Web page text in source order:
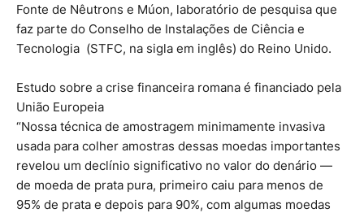
Fonte de Nêutrons e Múon, laboratório de pesquisa que
faz parte do Conselho de Instalações de Ciência e
Tecnologia (STFC, na sigla em inglês) do Reino Unido.
Estudo sobre a crise financeira romana é financiado pela
União Europeia
“Nossa técnica de amostragem minimamente invasiva
usada para colher amostras dessas moedas importantes
revelou um declínio significativo no valor do denário —
de moeda de prata pura, primeiro caiu para menos de
95% de prata e depois para 90%, com algumas moedas